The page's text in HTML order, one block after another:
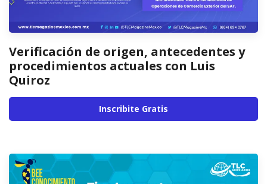
Verificación de origen, antecedentes y
procedimientos actuales con Luis
Quiroz
Inscribite Gratis